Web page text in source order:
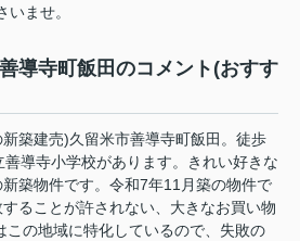
いませ。
導寺町飯田のコメント(おすす
築建売)久留米市善導寺町飯田。徒歩
導寺小学校があります。きれい好きな
築物件です。令和7年11月築の物件で
ることが許されない、大きなお買い物
この地域に特化しているので、失敗の